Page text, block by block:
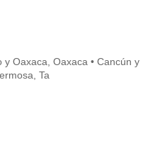
y Oaxaca, Oaxaca • Cancún y
Ta